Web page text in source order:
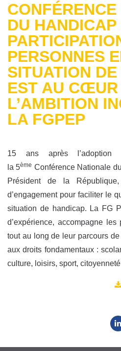
DU
PERSONNES
SITUATION
EST AU CŒUR
L’AMBITION
LA FGPEP
15 ans après
la 5ème Conférence Nationale
Président de la
d’engagement pour faciliter le
situation de handicap. La FG
d’expérience, accompagne
tout au long de leur parcours
aux droits fondamentaux :
culture, loisirs, sport,